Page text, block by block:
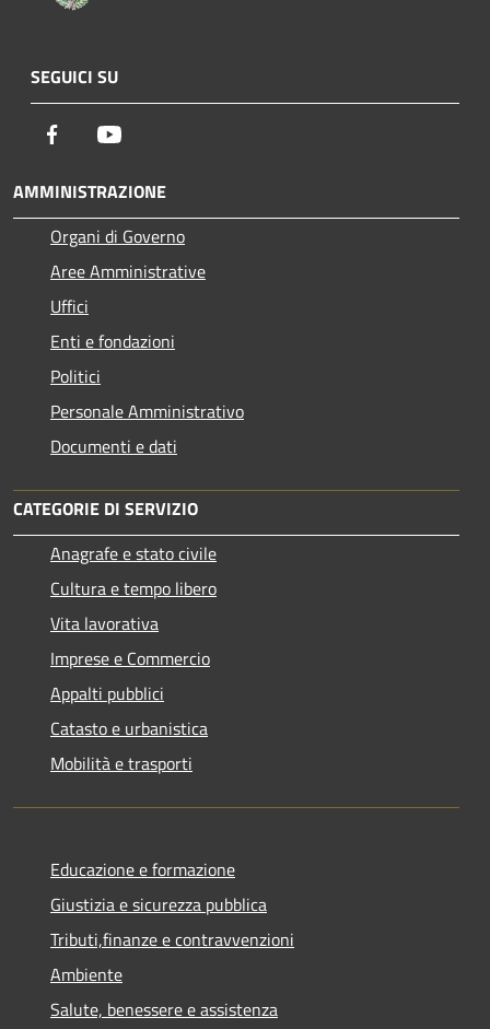
SEGUICI SU
Facebook
AMMINISTRAZIONE
Organi di Governo
Aree Amministrative
Uffici
Enti e fondazioni
Politici
Personale Amministrativo
Documenti e dati
CATEGORIE DI SERVIZIO
Anagrafe e stato civile
Cultura e tempo libero
Vita lavorativa
Imprese e Commercio
Appalti pubblici
Catasto e urbanistica
Mobilità e trasporti
Educazione e formazione
Giustizia e sicurezza pubblica
Tributi,finanze e contravvenzioni
Ambiente
Salute, benessere e assistenza